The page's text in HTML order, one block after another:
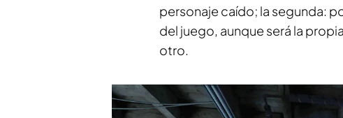
personaje caído; la segunda:
del juego, aunque será la
otro.